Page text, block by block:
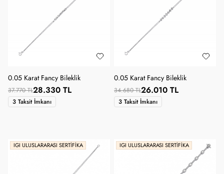
0.05 Karat Fancy Bileklik
37.770 TL28.330 TL
3 Taksit İmkanı
0.05 Karat Fancy Bileklik
34.680 TL26.010 TL
3 Taksit İmkanı
IGI ULUSLARARASI SERTIFIKA IGI ULUSLARARASI SERTIFIKA